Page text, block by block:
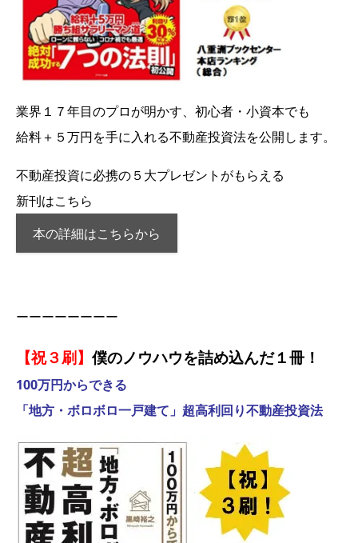
業界１７年目のプロが明かす、初心者・小資本でも
給料＋５万円を手に入れる不動産投資法を公開します。
不動産投資に必携の５大プレゼントがもらえる
新刊はこちら
本の詳細はこちらから
ーーーーーーーー
【祝３刷】 僕のノウハウを詰め込んだ１冊！
100万円からできる
「地方・ボロボロ一戸建て」超高利回り不動産投資法